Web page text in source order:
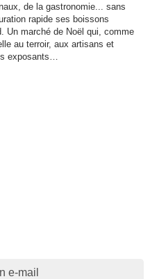
de la gastronomie... sans
rapide ses boissons
Un marché de Noël qui, comme
au terroir, aux artisans et
exposants…
e-mail